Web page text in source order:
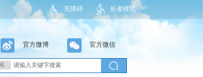
无障碍 长者模式